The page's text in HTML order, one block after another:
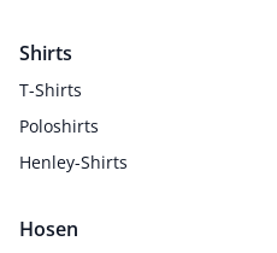
Shirts
T-Shirts
Poloshirts
Henley-Shirts
Hosen